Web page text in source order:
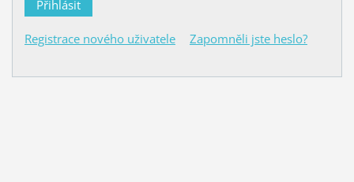
Registrace nového uživatele Zapomněli jste heslo?